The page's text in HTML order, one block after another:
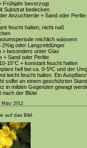
Frühjahr bevorzugt
Substrat bedecken
Anzuchterde + Sand oder Perlite
feucht halten, nicht naß
reichlich wässern
2%ig oder Langzeitdünger
> besonders unter Glas
+ Sand oder Perlite
15°C + konstant feucht halten
hell bei ca. 0-5ºC und der
leicht feucht halten. Ein
sollte an einem geschützten
in milden Gegenden gewagt
nach der Blüte
März 2012
auf das Bild.